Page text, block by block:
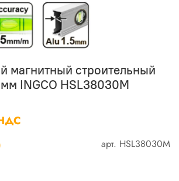
арт. HSL38030M
магнитный строительный
INGCO HSL38030M